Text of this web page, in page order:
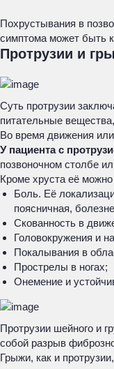
Похрустывания в
симптома может быть
Протрузии и
Суть протрузии
питательные
Во время движения
У пациента с
позвоночном столбе
Кроме хруста её
Боль. Её
поясничная,
Скованность в
Головокружения и
Покалывания в
Прострелы в ногах;
Онемение и
Протрузии шейного и
собой разрыв
Грыжи, как и